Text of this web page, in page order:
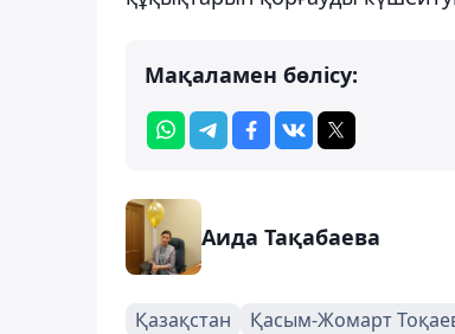
Мақаламен бөлісу:
Аида Тақабаева
Қазақстан Қасым-Жомарт